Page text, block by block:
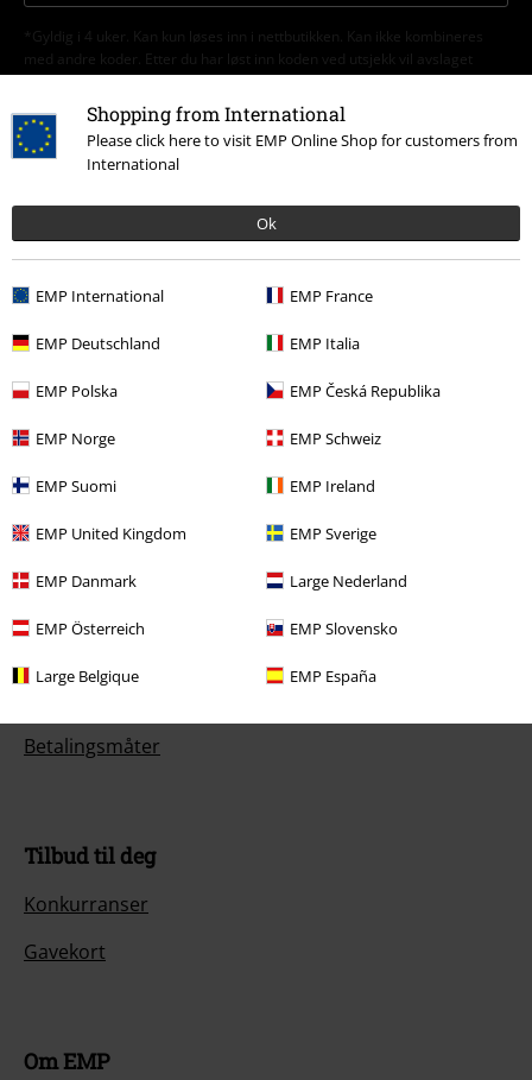
Shopping from International
Please click here to visit EMP Online Shop for customers from
International
Ok
EMP International EMP France
EMP Deutschland EMP Italia
EMP Polska EMP Česká Republika
EMP Norge EMP Schweiz
EMP Suomi EMP Ireland
EMP United Kingdom EMP Sverige
EMP Danmark Large Nederland
EMP Österreich EMP Slovensko
Large Belgique EMP España
*Gyldig i 4 uker. Kan kun løses inn i nettbutikken. Kan ikke kombineres
med andre koder. Etter du har løst inn koden ved utsjekk vil avslaget
automatisk legges til bestillingen din. Bøker, Media, Billetter, Rammstein,
(Till) Lindemann, Die Ärzte, Die Toten Hosen, Feine Sahne Fischfilet,
Broilers, Böhse Onkelz, Gavekort & Varer som har en donasjon inkludert i
prisen er ekskludert fra tilbudet.
Idag er vår kundeservice tilgjengelig mellom 08:00 til 13:00.
Start chat
Betalingsmåter
Tilbud til deg
Konkurranser
Gavekort
Om EMP